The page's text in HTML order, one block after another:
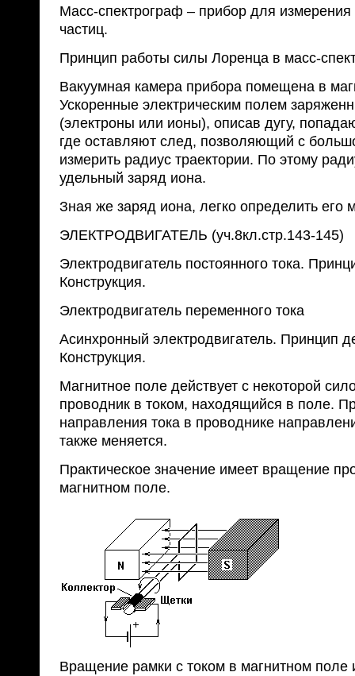
Масс-спектрограф – прибор для
частиц.
Принцип работы силы Лоренца в масс-
Вакуумная камера прибора помещена в
Ускоренные электрическим полем
(электроны или ионы), описав дугу,
где оставляют след, позволяющий с
измерить радиус траектории. По этому
удельный заряд иона.
Зная же заряд иона, легко определить его
ЭЛЕКТРОДВИГАТЕЛЬ (уч.8кл.стр.143-145)
Электродвигатель постоянного тока.
Конструкция.
Электродвигатель переменного тока
Асинхронный электродвигатель. Принцип
Конструкция.
Магнитное поле действует с некоторой
проводник в током, находящийся в поле.
направления тока в проводнике
также меняется.
Практическое значение имеет вращение
магнитном поле.
Вращение рамки с током в магнитном поле